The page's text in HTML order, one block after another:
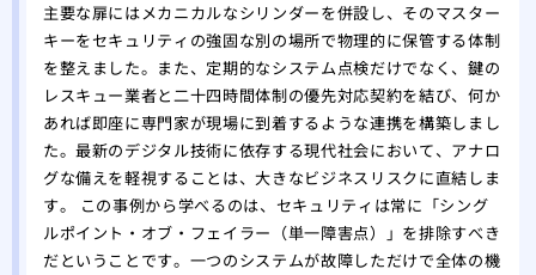
主要な扉にはメカニカルなシリンダーを併設し、そのマスター
キーをセキュリティの強固な別の場所で物理的に保管する体制
を整えました。また、定期的なシステム点検だけでなく、鍵の
レスキュー業者と二十四時間体制の優先対応契約を結び、何か
あれば即座に専門家が現場に到着するような連携を構築しまし
た。最新のデジタル技術に依存する現代社会において、アナロ
グな備えを軽視することは、大きなビジネスリスクに直結しま
す。 この事例から学べるのは、セキュリティは常に「シング
ルポイント・オブ・フェイラー（単一障害点）」を排除すべき
だということです。一つのシステムが故障しただけで全体の機